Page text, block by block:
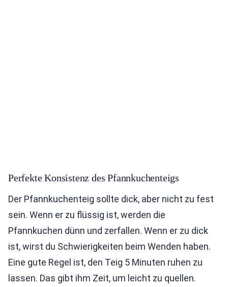
Perfekte Konsistenz des Pfannkuchenteigs
Der Pfannkuchenteig sollte dick, aber nicht zu fest
sein. Wenn er zu flüssig ist, werden die
Pfannkuchen dünn und zerfallen. Wenn er zu dick
ist, wirst du Schwierigkeiten beim Wenden haben.
Eine gute Regel ist, den Teig 5 Minuten ruhen zu
lassen. Das gibt ihm Zeit, um leicht zu quellen.